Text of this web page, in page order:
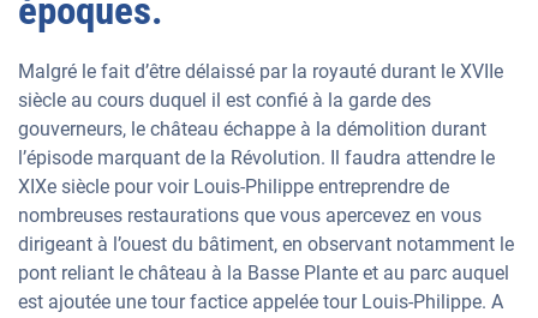
époques.
Malgré le fait d’être délaissé par la royauté durant le XVIIe
siècle au cours duquel il est confié à la garde des
gouverneurs, le château échappe à la démolition durant
l’épisode marquant de la Révolution. Il faudra attendre le
XIXe siècle pour voir Louis-Philippe entreprendre de
nombreuses restaurations que vous apercevez en vous
dirigeant à l’ouest du bâtiment, en observant notamment le
pont reliant le château à la Basse Plante et au parc auquel
est ajoutée une tour factice appelée tour Louis-Philippe. A